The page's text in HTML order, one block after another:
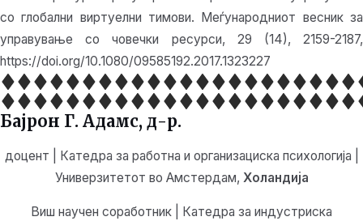
со глобални виртуелни тимови. Меѓународниот весник за
управување со човечки ресурси, 29 (14), 2159-2187,
https://doi.org/10.1080/09585192.2017.1323227
Бајрон Г. Адамс, д-р.
доцент | Катедра за работна и организациска психологија |
Универзитетот во Амстердам, Холандија
Виш научен соработник | Катедра за индустриска